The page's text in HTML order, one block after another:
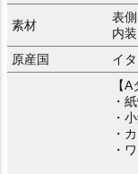
素材
表
内
原産国
イ
【
・
・
・
・